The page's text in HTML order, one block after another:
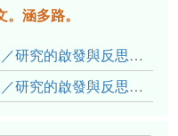
涵多路。
看見社會： STS 觀點對設計史／研究的啟發與反思（下）
看見社會： STS 觀點對設計史／研究的啟發與反思（上）